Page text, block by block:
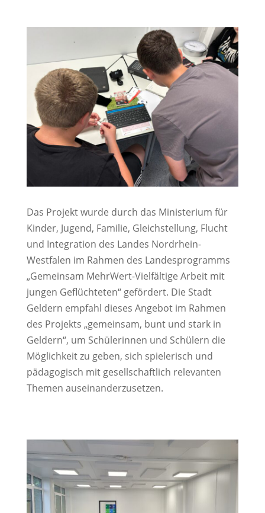
Das Projekt wurde durch das Ministerium für
Kinder, Jugend, Familie, Gleichstellung, Flucht
und Integration des Landes Nordrhein-
Westfalen im Rahmen des Landesprogramms
„Gemeinsam MehrWert-Vielfältige Arbeit mit
jungen Geflüchteten“ gefördert. Die Stadt
Geldern empfahl dieses Angebot im Rahmen
des Projekts „gemeinsam, bunt und stark in
Geldern“, um Schülerinnen und Schülern die
Möglichkeit zu geben, sich spielerisch und
pädagogisch mit gesellschaftlich relevanten
Themen auseinanderzusetzen.